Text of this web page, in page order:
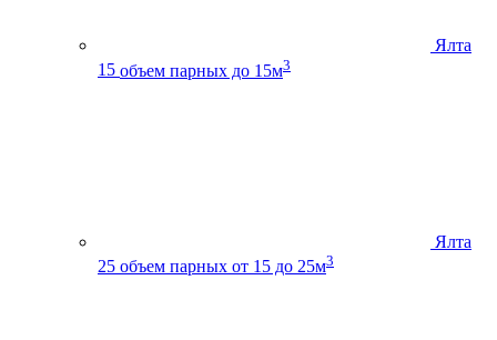
Ялта
15 объем парных до 15м3
Ялта
25 объем парных от 15 до 25м3